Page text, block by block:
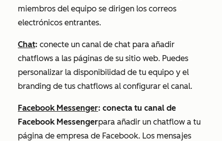
miembros del equipo se dirigen los correos
electrónicos entrantes.
Chat: conecte un canal de chat para añadir
chatflows a las páginas de su sitio web. Puedes
personalizar la disponibilidad de tu equipo y el
branding de tus chatflows al configurar el canal.
Facebook Messenger: conecta tu canal de
Facebook Messengerpara añadir un chatflow a tu
página de empresa de Facebook. Los mensajes